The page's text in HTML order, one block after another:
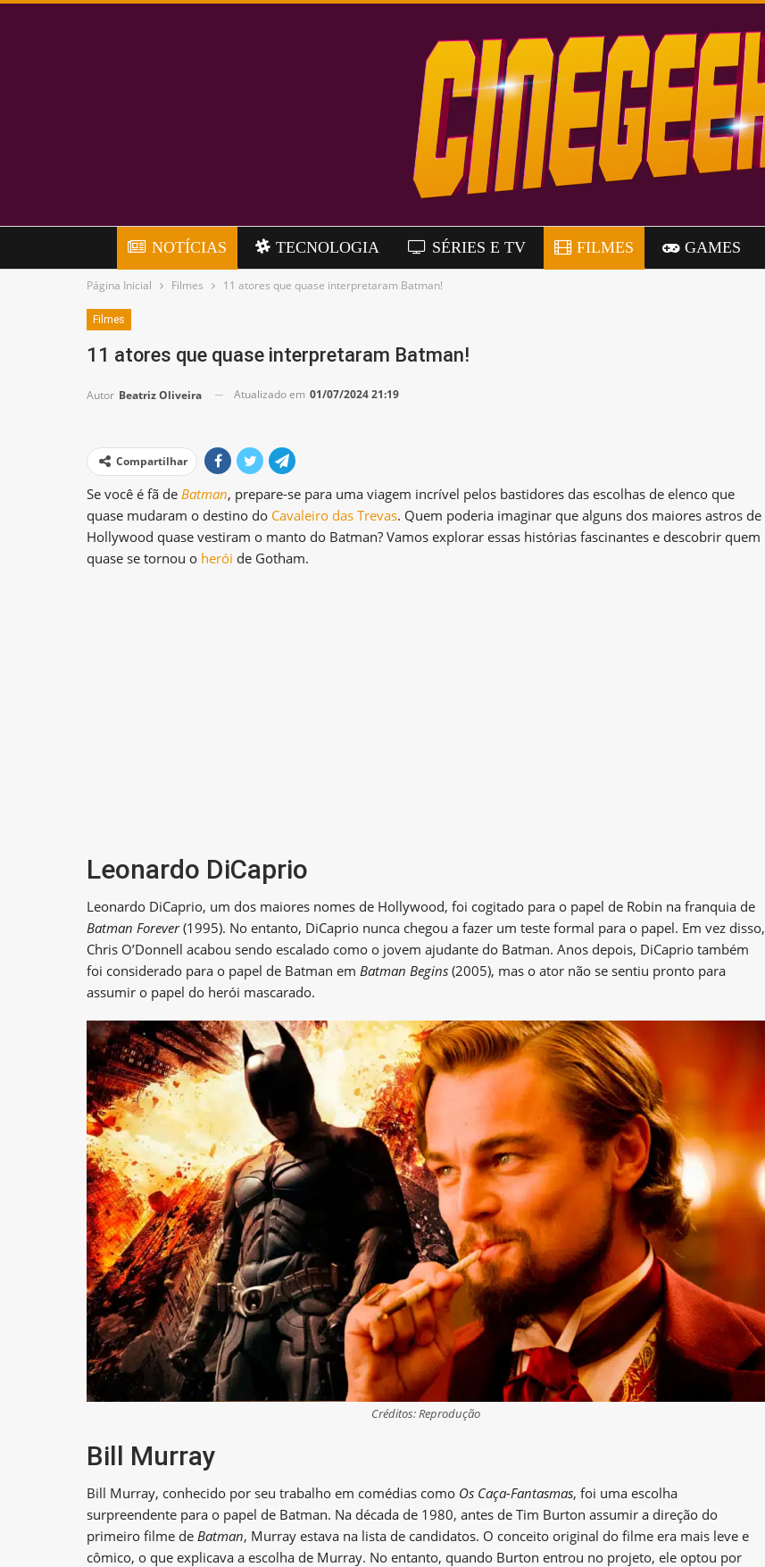
NOTÍCIAS TECNOLOGIA SÉRIES E TV FILMES GAMES
Página Inicial Filmes 11 atores que quase interpretaram Batman!
Filmes
11 atores que quase interpretaram Batman!
Autor Beatriz Oliveira Atualizado em 01/07/2024 21:19
Compartilhar
Se você é fã de Batman, prepare-se para uma viagem incrível pelos bastidores das escolhas de elenco que
quase mudaram o destino do Cavaleiro das Trevas. Quem poderia imaginar que alguns dos maiores astros de
Hollywood quase vestiram o manto do Batman? Vamos explorar essas histórias fascinantes e descobrir quem
quase se tornou o herói de Gotham.
Leonardo DiCaprio
Leonardo DiCaprio, um dos maiores nomes de Hollywood, foi cogitado para o papel de Robin na franquia de
Batman Forever(1995). No entanto, DiCaprio nunca chegou a fazer um teste formal para o papel. Em vez disso,
Chris O’Donnell acabou sendo escalado como o jovem ajudante do Batman. Anos depois, DiCaprio também
foi considerado para o papel de Batman em Batman Begins (2005), mas o ator não se sentiu pronto para
assumir o papel do herói mascarado.
Créditos: Reprodução
Bill Murray
Bill Murray, conhecido por seu trabalho em comédias como Os Caça-Fantasmas, foi uma escolha
surpreendente para o papel de Batman. Na década de 1980, antes de Tim Burton assumir a direção do
primeiro filme de Batman, Murray estava na lista de candidatos. O conceito original do filme era mais leve e
cômico, o que explicava a escolha de Murray. No entanto, quando Burton entrou no projeto, ele optou por